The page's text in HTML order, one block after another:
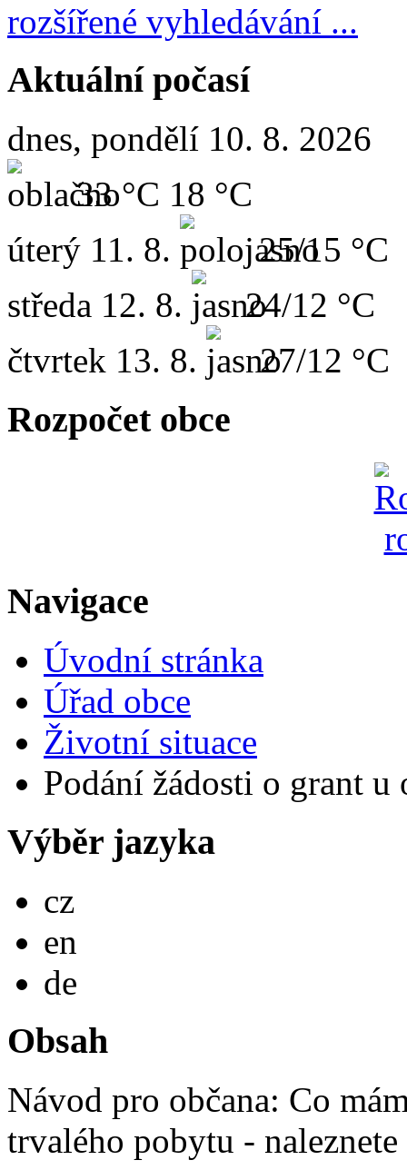
rozšířené vyhledávání ...
Aktuální počasí
dnes, pondělí 10. 8. 2026
33 °C 18 °C
úterý 11. 8.
25/15 °C
středa 12. 8.
24/12 °C
čtvrtek 13. 8. 27/12 °C
Rozpočet obce
Navigace
Úvodní stránka
Úřad obce
Životní situace
Podání žádosti o grant u
Výběr jazyka
cz
en
de
Obsah
Návod pro občana: Co
trvalého pobytu - naleznete